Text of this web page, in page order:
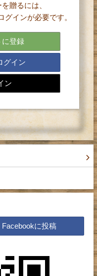
使って、
レター）を
。
贈るには、
インが必要です。
に登録
グイン
ン
Facebookに投稿